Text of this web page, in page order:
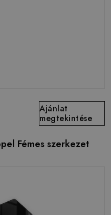
Ajánlat
megtekintése
Fémes szerkezet